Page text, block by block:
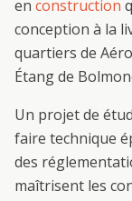
en construction
conception à la
quartiers de
Étang de Bolmon
Un projet de
faire technique
des
maîtrisent les